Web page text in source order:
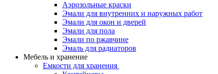
Аэрозольные краски
Эмали для внутренних и наружных работ
Эмали для окон и дверей
Эмали для пола
Эмали по ржавчине
Эмаль для радиаторов
Мебель и хранение
Емкости для хранения